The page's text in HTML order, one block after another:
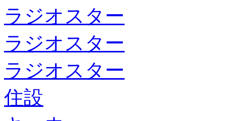
ラジオスター
ラジオスター
ラジオスター
住設